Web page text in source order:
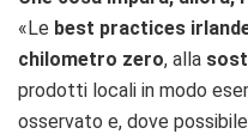
«Le best practices
chilometro zero, alla
prodotti locali in modo
osservato e, dove